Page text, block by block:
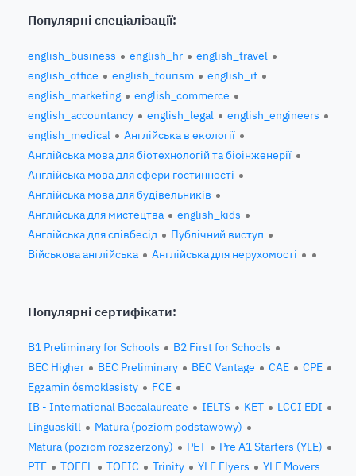
Популярні спеціалізації:
english_business english_hr
english_travel
english_office
english_tourism
english_it
english_marketing
english_commerce
english_accountancy
english_legal
english_engineers
english_medical
Англійська в екології
Англійська мова для біотехнологій та біоінженерії
Англійська мова для сфери гостинності
Англійська мова для будівельників
Англійська для мистецтва
english_kids
Англійська для співбесід
Публічний виступ
Військова англійська
Англійська для нерухомості
Популярні сертифікати:
B1 Preliminary for Schools
B2 First for Schools
BEC Higher
BEC Preliminary BEC Vantage CAE
CPE
Egzamin ósmoklasisty
FCE
IB - International Baccalaureate
IELTS KET
LCCI EDI
Linguaskill
Matura (poziom podstawowy)
Matura (poziom rozszerzony)
PET
Pre A1 Starters (YLE)
PTE
TOEFL TOEIC Trinity YLE Flyers YLE Movers